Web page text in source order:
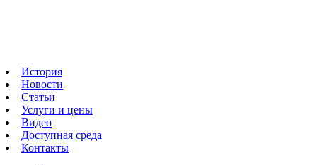
История
Новости
Статьи
Услуги и цены
Видео
Доступная среда
Контакты